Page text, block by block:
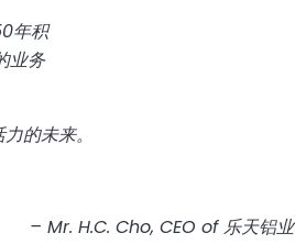
年积
业务
的未来。
– Mr. H.C. Cho, CEO of乐天铝业